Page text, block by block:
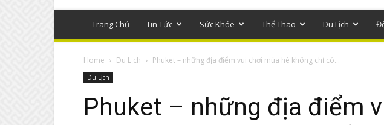
Trang Chủ Tin Tức Sức Khỏe Thể Thao Du Lịch
Home Du Lịch Phuket – những địa điểm vui chơi mùa hè không chỉ có...
Du Lịch
Phuket – những địa điểm